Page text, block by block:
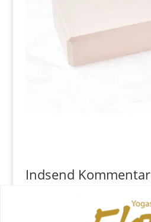
Indsend Kommentar